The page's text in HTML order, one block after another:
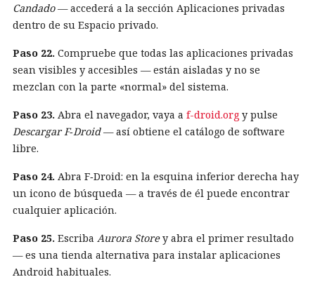
Candado— accederá a la sección Aplicaciones privadas
dentro de su Espacio privado.
Paso 22. Compruebe que todas las aplicaciones privadas
sean visibles y accesibles — están aisladas y no se
mezclan con la parte «normal» del sistema.
Paso 23. Abra el navegador, vaya a f-droid.org y pulse
Descargar F‑Droid— así obtiene el catálogo de software
libre.
Paso 24. Abra F‑Droid: en la esquina inferior derecha hay
un icono de búsqueda — a través de él puede encontrar
cualquier aplicación.
Paso 25. Escriba Aurora Storey abra el primer resultado
— es una tienda alternativa para instalar aplicaciones
Android habituales.